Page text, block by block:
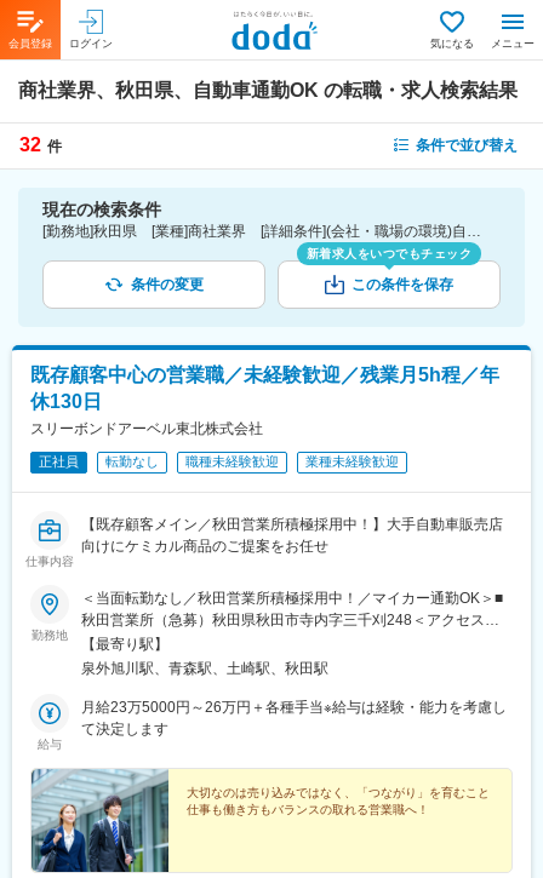
会員登録 ログイン 気になる メニュー
商社業界、秋田県、自動車通勤OK の転職・求人検索結果
32 件 条件で並び替え
現在の検索条件
[勤務地]秋田県 [業種]商社業界 [詳細条件](会社・職場の環境)自動車通勤OK
条件の変更
新着求人をいつでもチェック
この条件を保存
既存顧客中心の営業職／未経験歓迎／残業月5h程／年
休130日
スリーボンドアーベル東北株式会社
正社員 転勤なし 職種未経験歓迎 業種未経験歓迎
仕事内容
【既存顧客メイン／秋田営業所積極採用中！】大手自動車販売店
向けにケミカル商品のご提案をお任せ
勤務地
＜当面転勤なし／秋田営業所積極採用中！／マイカー通勤OK＞■
秋田営業所（急募）秋田県秋田市寺内字三千刈248＜アクセス＞
泉外旭川駅より車で5分◎秋田営業所は人員強化のため、特に積極
採用中◎経験豊富なベテランメンバーが中心に活躍中■青森営業所
分・仙台本社やスリーボンドグループ本社（東京都八王子市）に
て研修や会議を行うため、年数回の出張あり・受動喫煙対策あ
織強化やキャリア育成を目的に異動の可能性はあります）
【最寄り駅】
泉外旭川駅、青森駅、土崎駅、秋田駅
給与
月給23万5000円～26万円＋各種手当※給与は経験・能力を考慮し
て決定します
大切なのは売り込みではなく、「つながり」を育むこと
仕事も働き方もバランスの取れる営業職へ！